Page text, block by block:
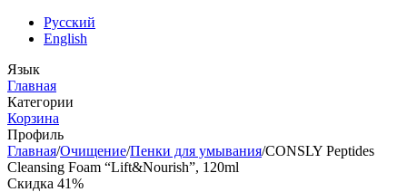
Русский
English
Язык
Главная
Категории
Корзина
Профиль
Главная/Очищение/Пенки для умывания/CONSLY Peptides
Cleansing Foam “Lift&Nourish”, 120ml
Скидка 41%